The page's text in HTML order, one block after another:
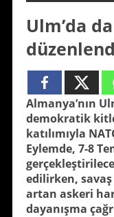
Ulm’da
Almanya’nın
demokratik
katılımıyla
Eylemde, 7-8
edilirken,
artan askeri
dayanışma